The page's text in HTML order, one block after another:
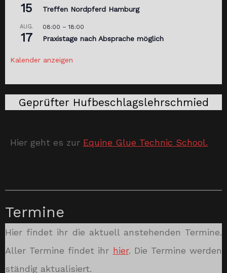
15 Treffen Nordpferd Hamburg
AUG.
17
08:00 –18:00
Praxistage nach Absprache möglich
Kalender anzeigen
Geprüfter Hufbeschlagslehrschmied
Hier geht es zur Equine Glue Technic School.
Termine
Hier findet ihr die aktuell anstehenden Termine.
Aller Termine findet ihr hier. Die Termine werden
ständig aktualisiert.